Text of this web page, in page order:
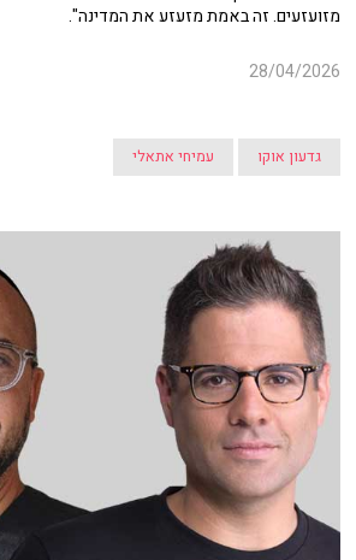
מזועזעים. זה באמת מזעזע את המדינה".
28/04/2026
גדעון אוקו עמיחי אתאלי